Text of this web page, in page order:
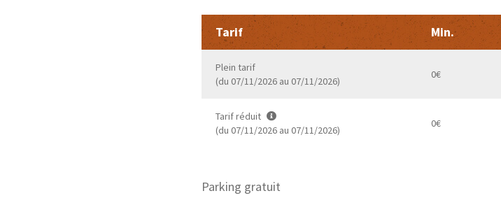
Tarif Min.
Plein tarif
(du 07/11/2026 au 07/11/2026)
0€
Tarif réduit
(du 07/11/2026 au 07/11/2026)
0€
Parking gratuit